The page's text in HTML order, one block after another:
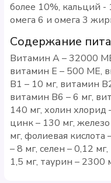
более 10%, кальций
омега 6 и омега 3
Содержание
Витамин А – 32000
витамин Е – 500 МЕ,
В1 – 10 мг, витамин
витамин В6 – 6 мг,
140 мг, холин хлорид
цинк – 130 мг,
мг, фолиевая кислота
– 8 мг, селен – 0,12
1,5 мг, таурин – 2300